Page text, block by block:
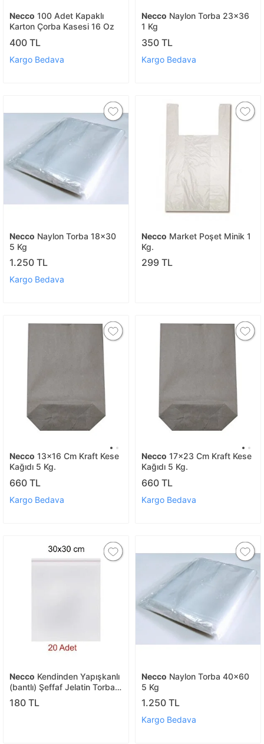
Necco 100 Adet Kapaklı
Karton Çorba Kasesi 16 Oz
400 TL
Kargo Bedava
Necco Naylon Torba 23x36
1 Kg
350 TL
Kargo Bedava
Necco Naylon Torba 18x30
5 Kg
1.250 TL
Kargo Bedava
Necco Market Poşet Minik 1
Kg.
299 TL
Necco 13x16 Cm Kraft Kese
Kağıdı 5 Kg.
660 TL
Kargo Bedava
Necco 17x23 Cm Kraft Kese
Kağıdı 5 Kg.
660 TL
Kargo Bedava
Necco Kendinden Yapışkanlı
(bantlı) Şeffaf Jelatin Torba
30x30 Cm 20 Adet
180 TL
Necco Naylon Torba 40x60
5 Kg
1.250 TL
Kargo Bedava